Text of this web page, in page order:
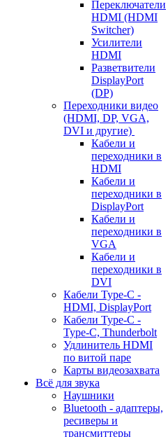
Переключатели
HDMI (HDMI
Switcher)
Усилители
HDMI
Разветвители
DisplayPort
(DP)
Переходники видео
(HDMI, DP, VGA,
DVI и другие)
Кабели и
переходники в
HDMI
Кабели и
переходники в
DisplayPort
Кабели и
переходники в
VGA
Кабели и
переходники в
DVI
Кабели Type-C -
HDMI, DisplayPort
Кабели Type-C -
Type-C, Thunderbolt
Удлинитель HDMI
по витой паре
Карты видеозахвата
Всё для звука
Наушники
Bluetooth - адаптеры,
ресиверы и
трансмиттеры